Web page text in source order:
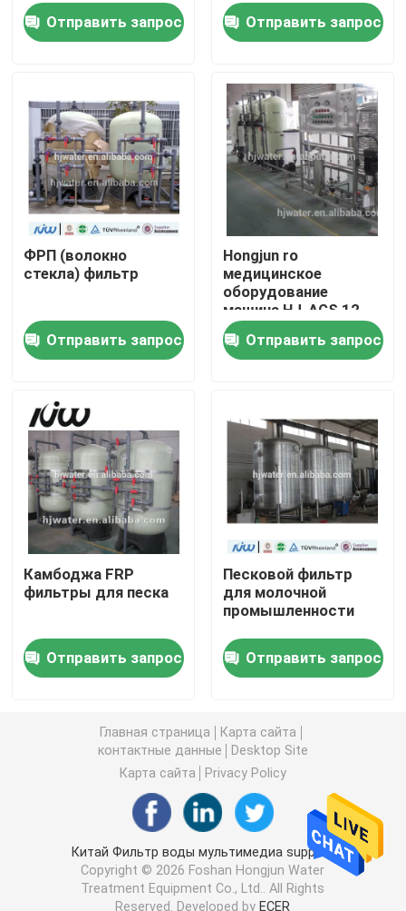
Продукты
Путешествие фабрики
Проверка качества
Свяжитесь мы
Новости
промышленное оборудование очистки воды
Оборудование очистки воды обратного осмоза
ultrapure система очищения воды
Промышленные системы очищения питьевой воды
Мобильный завод очистки воды
Завод водоочистки реки
Пакет водоочистной станции
Водоросль ЭДИ
Отправить запрос Отправить запрос
ФРП (волокно
стекла) фильтр
Отправить запрос
Hongjun ro
медицинское
оборудование
машина HJ-AGS 12
Отправить запрос
Камбоджа FRP
фильтры для песка
Отправить запрос
Песковой фильтр
для молочной
промышленности
Отправить запрос
Главная страница
Карта сайта
контактные данные
Desktop Site
Карта сайта
Privacy Policy
Китай Фильтр воды мультимедиа supplier.
Copyright © 2026 Foshan Hongjun Water
Treatment Equipment Co., Ltd.. All Rights
Reserved. Developed by ECER